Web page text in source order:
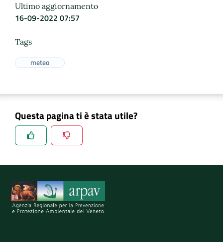
Ultimo aggiornamento
16-09-2022 07:57
Tags
meteo
Questa pagina ti è stata utile?
Spiegaci perchè, e aiutaci a migliorare il servizio